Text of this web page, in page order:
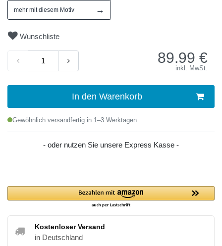
mehr mit diesem Motiv →
Wunschliste
89.99 €
inkl. MwSt.
In den Warenkorb
Gewöhnlich versandfertig in 1–3 Werktagen
- oder nutzen Sie unsere Express Kasse -
Kostenloser Versand
in Deutschland